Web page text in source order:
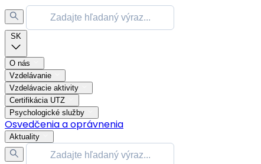
SK
O nás
Vzdelávanie
Vzdelávacie aktivity
Certifikácia UTZ
Psychologické služby
Osvedčenia a oprávnenia
Aktuality